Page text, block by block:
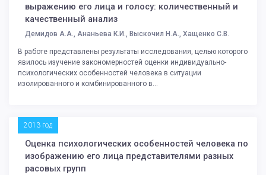
выражению его лица и голосу: количественный и
качественный анализ
Демидов А.А., Ананьева К.И., Выскочил Н.А., Хащенко С.В.
В работе представлены результаты исследования, целью которого
явилось изучение закономерностей оценки индивидуально-
психологических особенностей человека в ситуации
изолированного и комбинированного в...
2013 год
Оценка психологических особенностей человека по
изображению его лица представителями разных
расовых групп